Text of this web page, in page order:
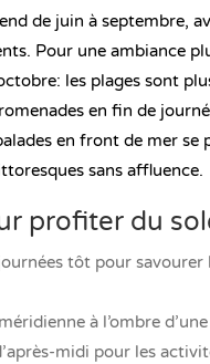
de juin à septembre,
Pour une ambiance
les plages sont
en fin de
en front de mer
sans affluence.
profiter du
tôt pour
à l’ombre
midi pour les